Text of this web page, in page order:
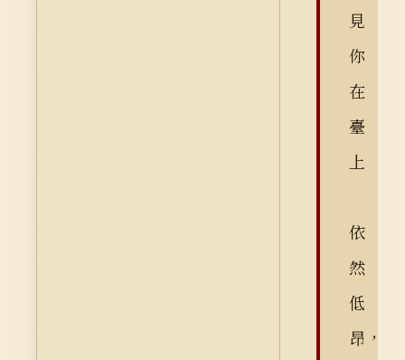
見
你
在
臺
上
依
然
低
昂，